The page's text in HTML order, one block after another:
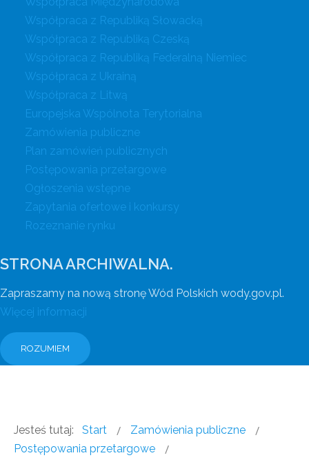
Współpraca z Republiką Słowacką
Współpraca z Republiką Czeską
Współpraca z Republiką Federalną Niemiec
Współpraca z Ukrainą
Współpraca z Litwą
Europejska Wspólnota Terytorialna
Zamówienia publiczne
Plan zamówień publicznych
Postępowania przetargowe
Ogłoszenia wstępne
Zapytania ofertowe i konkursy
Rozeznanie rynku
STRONA ARCHIWALNA.
Zapraszamy na nową stronę Wód Polskich wody.gov.pl.
Więcej informacji
ROZUMIEM
Jesteś tutaj: Start
Zamówienia publiczne
Postępowania przetargowe